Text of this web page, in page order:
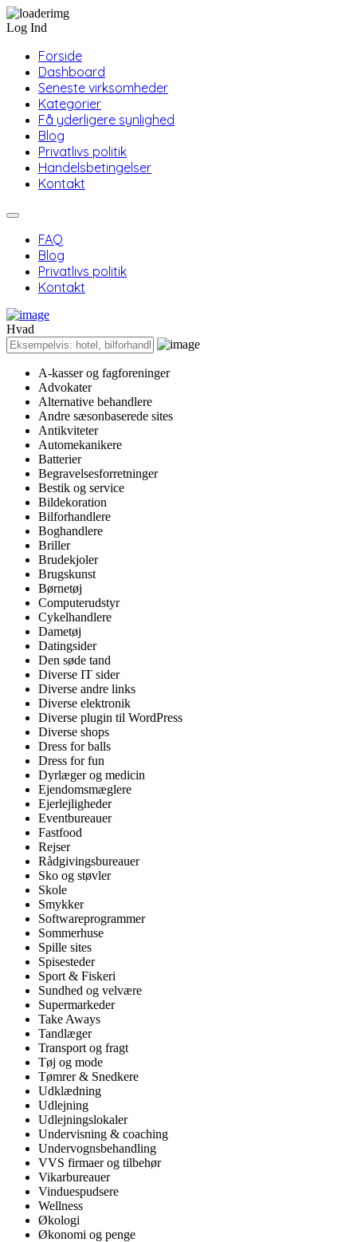
Log Ind
Forside
Dashboard
Seneste virksomheder
Kategorier
Få yderligere synlighed
Blog
Privatlivs politik
Handelsbetingelser
Kontakt
FAQ
Blog
Privatlivs politik
Kontakt
Hvad
A-kasser og fagforeninger
Advokater
Alternative behandlere
Andre sæsonbaserede sites
Antikviteter
Automekanikere
Batterier
Begravelsesforretninger
Bestik og service
Bildekoration
Bilforhandlere
Boghandlere
Briller
Brudekjoler
Brugskunst
Børnetøj
Computerudstyr
Cykelhandlere
Dametøj
Datingsider
Den søde tand
Diverse IT sider
Diverse andre links
Diverse elektronik
Diverse plugin til WordPress
Diverse shops
Dress for balls
Dress for fun
Dyrlæger og medicin
Ejendomsmæglere
Ejerlejligheder
Eventbureauer
Fastfood
Rejser
Rådgivingsbureauer
Sko og støvler
Skole
Smykker
Softwareprogrammer
Sommerhuse
Spille sites
Spisesteder
Sport & Fiskeri
Sundhed og velvære
Supermarkeder
Take Aways
Tandlæger
Transport og fragt
Tøj og mode
Tømrer & Snedkere
Udklædning
Udlejning
Udlejningslokaler
Undervisning & coaching
Undervognsbehandling
VVS firmaer og tilbehør
Vikarbureauer
Vinduespudsere
Wellness
Økologi
Økonomi og penge